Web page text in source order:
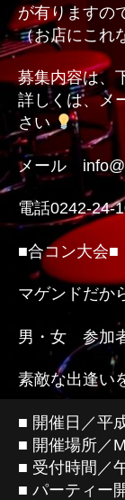
が有りますの
（お店にこれ
募集内容は、
詳しくは、メ
さい
メール
電話0242-24-
■合コン大会■
マゲンドだか
男・女 参加
素敵な出逢い
■ 開催日／平
■ 開催場所／
■ 受付時間／
■ パーティー